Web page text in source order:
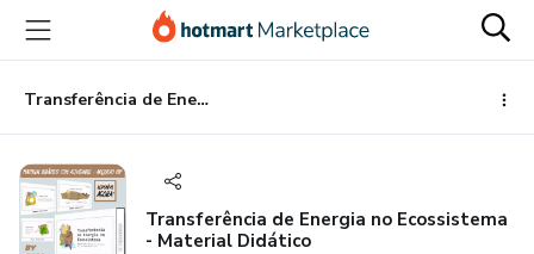
para
conteúdo
principal
para
pagamento
para
rodapé
Transferência de Energia no Ecossistema - Material Didático
Transferência de Energia no Ecossistema
- Material Didático